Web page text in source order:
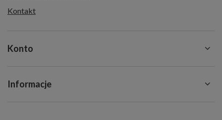
Kontakt
Konto
Informacje